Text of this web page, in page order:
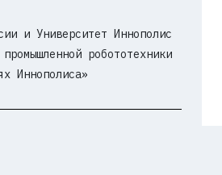
и Университет Иннополис
робототехники
Иннополиса»